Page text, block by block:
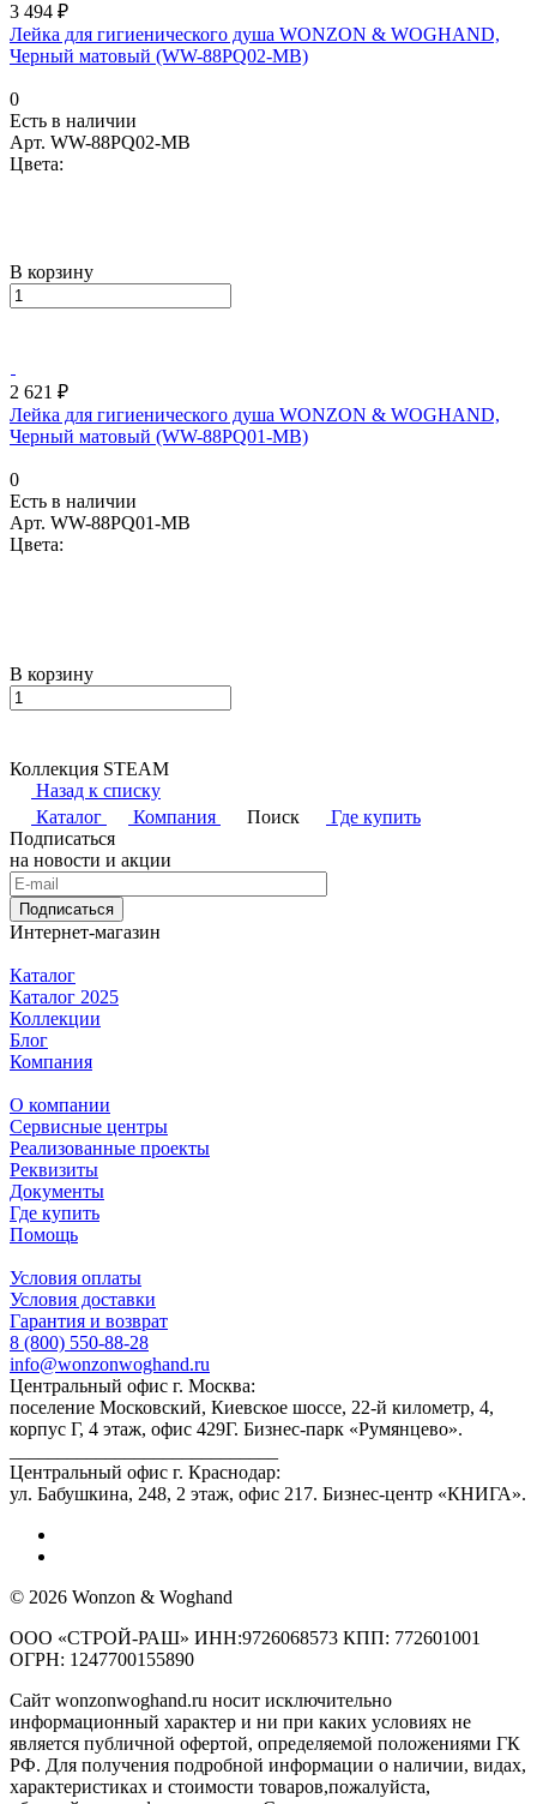
3 494 ₽
Лейка для гигиенического душа WONZON & WOGHAND,
Черный матовый (WW-88PQ02-MB)
0
Есть в наличии
Арт. WW-88PQ02-MB
Цвета:
В корзину
2 621 ₽
Лейка для гигиенического душа WONZON & WOGHAND,
Черный матовый (WW-88PQ01-MB)
0
Есть в наличии
Арт. WW-88PQ01-MB
Цвета:
В корзину
Коллекция STEAM
Назад к списку
Каталог
Компания Поиск
Где купить
Подписаться
на новости и акции
Подписаться
Интернет-магазин
Каталог
Каталог 2025
Коллекции
Блог
Компания
О компании
Сервисные центры
Реализованные проекты
Реквизиты
Документы
Где купить
Помощь
Условия оплаты
Условия доставки
Гарантия и возврат
8 (800) 550-88-28
info@wonzonwoghand.ru
Центральный офис г. Москва:
поселение Московский, Киевское шоссе, 22-й километр, 4,
корпус Г, 4 этаж, офис 429Г. Бизнес-парк «Румянцево».
Центральный офис г. Краснодар:
ул. Бабушкина, 248, 2 этаж, офис 217. Бизнес-центр «КНИГА».
© 2026 Wonzon & Woghand
ООО «СТРОЙ-РАШ» ИНН:9726068573 КПП: 772601001
ОГРН: 1247700155890
Сайт wonzonwoghand.ru носит исключительно
информационный характер и ни при каких условиях не
является публичной офертой, определяемой положениями ГК
РФ. Для получения подробной информации о наличии, видах,
характеристиках и стоимости товаров,пожалуйста,